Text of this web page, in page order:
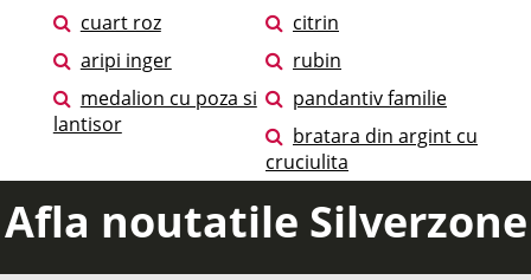
cuart roz
citrin
aripi inger
rubin
medalion cu poza si
lantisor
pandantiv familie
bratara din argint cu
cruciulita
Afla noutatile Silverzone